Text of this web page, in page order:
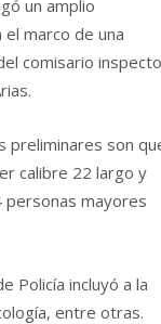
un amplio
marco de una
comisario
preliminares son
calibre 22 largo y
personas mayores
Policía incluyó a la
entre otras.